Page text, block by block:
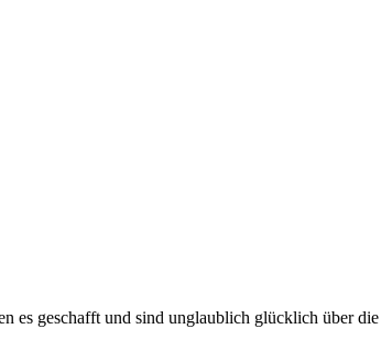
es geschafft und sind unglaublich glücklich über die